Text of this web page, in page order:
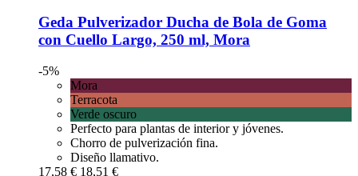
Geda Pulverizador Ducha de Bola de Goma
con Cuello Largo, 250 ml, Mora
-5%
Mora
Terracota
Verde oscuro
Perfecto para plantas de interior y jóvenes.
Chorro de pulverización fina.
Diseño llamativo.
17,58 € 18,51 €